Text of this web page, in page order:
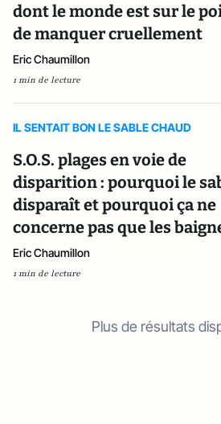
dont le monde est sur le
de manquer cruellement
Eric Chaumillon
1 min de lecture
IL SENTAIT BON LE SABLE CHAUD
S.O.S. plages en voie de
disparition : pourquoi le
disparaît et pourquoi ça ne
concerne pas que les
Eric Chaumillon
1 min de lecture
Plus de résultats